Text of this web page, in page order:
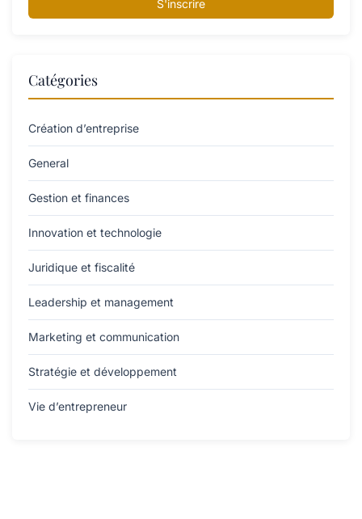
S'inscrire
Catégories
Création d’entreprise
General
Gestion et finances
Innovation et technologie
Juridique et fiscalité
Leadership et management
Marketing et communication
Stratégie et développement
Vie d’entrepreneur